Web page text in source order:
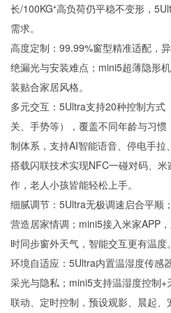
长/100KG⁺高负荷仍平稳不变形，
需求。
高度定制：99.99%窗型精准适配，
绝漏光与安装难点；mini5超薄隐形
装贴合家居风格。
多元交互：5Ultra支持20种控制方式
关、手势等），覆盖不同年龄与习
制体系，支持AI智能语音、停电手
搭载闪联技术实现NFC一碰对码、
作，老人小孩皆能轻松上手。
细腻调节：5Ultra无极调速启合平顺
营造居家情调；mini5接入米家APP
时同步窗外天气，智能交互更有温度。
环境自适应：5Ultra内置温湿度传感
采光与隐私；mini5支持温湿度控制
联动、定时控制，预设观影、晨起、